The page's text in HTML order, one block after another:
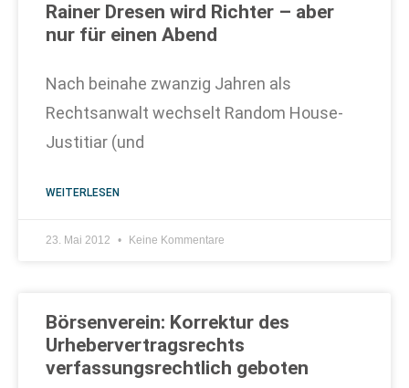
Rainer Dresen wird Richter – aber
nur für einen Abend
Nach beinahe zwanzig Jahren als
Rechtsanwalt wechselt Random House-
Justitiar (und
WEITERLESEN
23. Mai 2012 Keine Kommentare
Börsenverein: Korrektur des
Urhebervertragsrechts
verfassungsrechtlich geboten